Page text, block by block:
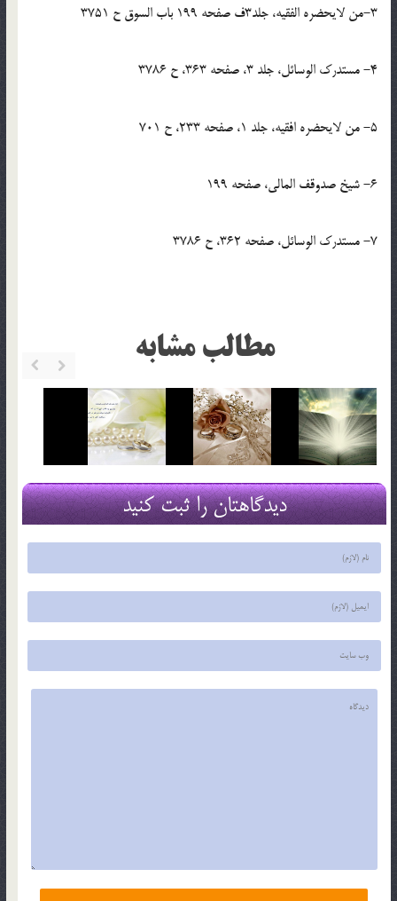
3-من لایحضره الفقیه، جلد3ف صفحه 199 باب السوق ح 3751
4- مستدرک الوسائل، جلد 3، صفحه 363، ح 3786
5- من لایحضره افقیه، جلد 1، صفحه 233، ح 701
6- شیخ صدوقف المالی، صفحه 199
7- مستدرک الوسائل، صفحه 362، ح 3786
مطالب مشابه
دیدگاهتان را ثبت کنید